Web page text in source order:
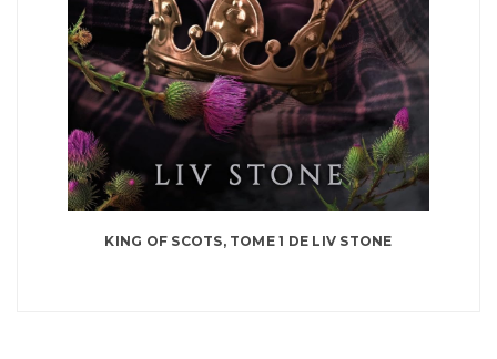
KING OF SCOTS, TOME 1 DE LIV STONE